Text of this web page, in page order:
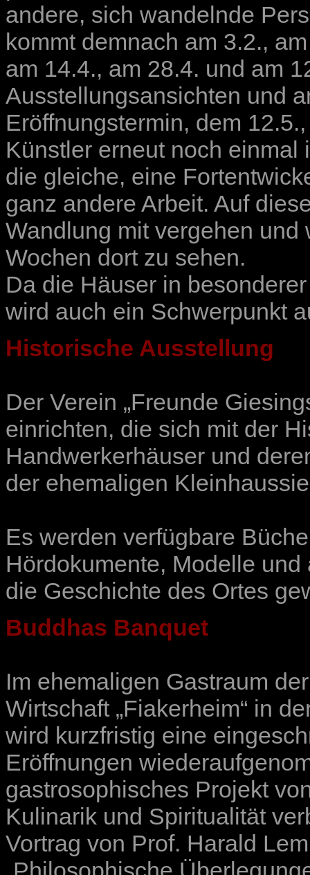
andere, sich wandelnde
kommt demnach am 3.2.,
am 14.4., am 28.4. und am
Ausstellungsansichten und
Eröffnungstermin, dem
Künstler erneut noch einmal
die gleiche, eine
ganz andere Arbeit. Auf
Wandlung mit vergehen
Wochen dort zu sehen.
Da die Häuser in
wird auch ein Schwerpunkt
Historische Ausstellung
Der Verein „Freunde
einrichten, die sich mit der
Handwerkerhäuser und
der ehemaligen
Es werden verfügbare
Hördokumente, Modelle
die Geschichte des Ortes
Buddhas Banquet
Im ehemaligen Gastraum
Wirtschaft „Fiakerheim“ in
wird kurzfristig eine
Eröffnungen
gastrosophisches Projekt
Kulinarik und Spiritualität
Vortrag von Prof. Harald